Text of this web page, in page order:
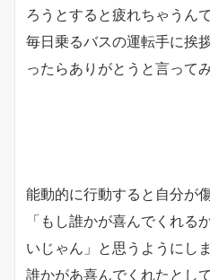
ろうとすると疲れちゃうん
毎日乗るバスの運転手に挨
ったらありがとうと言って
能動的に行動すると自分が
「もし誰かが喜んでくれる
いじゃん」と思うようにし
誰かがあ喜んでくれたとし